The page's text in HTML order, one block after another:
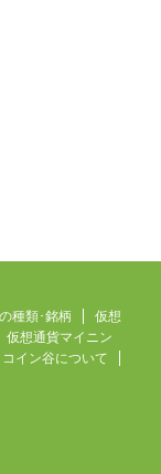
種類･銘柄
仮想
仮想通貨マイニン
コイン谷について